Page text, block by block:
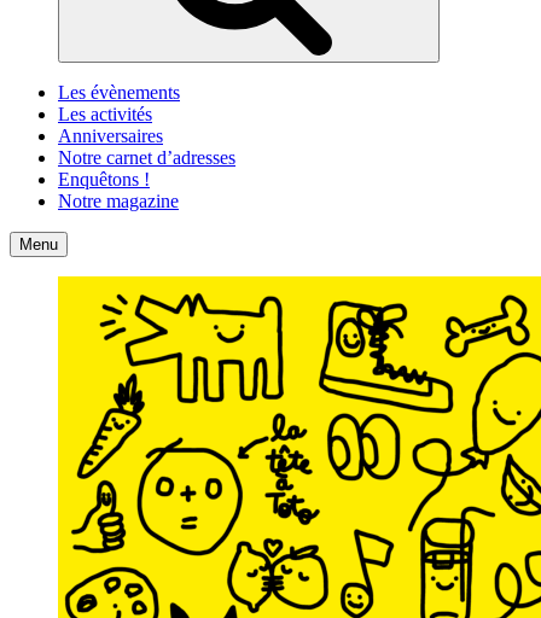
Les évènements
Les activités
Anniversaires
Notre carnet d’adresses
Enquêtons !
Notre magazine
Accueil
Menu Contact